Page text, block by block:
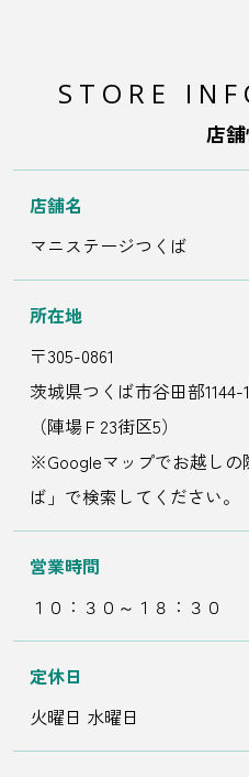
STORE
店
店舗名
マニステージつくば
所在地
〒305-0861
茨城県つくば市谷田部1144-
（陣場Ｆ23街区5）
※Googleマップでお越しの
ば」で検索してください。
営業時間
１０：３０～１８：３０
定休日
火曜日 水曜日